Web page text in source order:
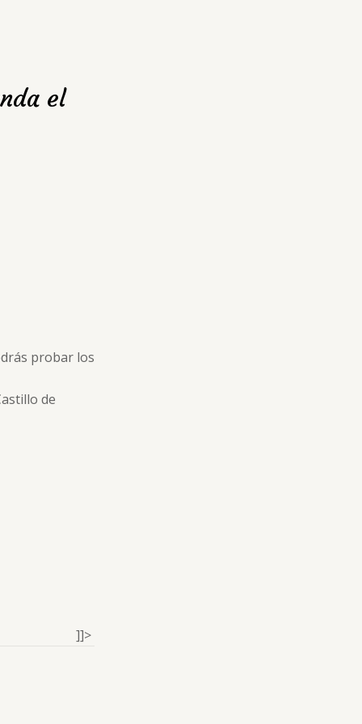
el
probar los
de
]]>